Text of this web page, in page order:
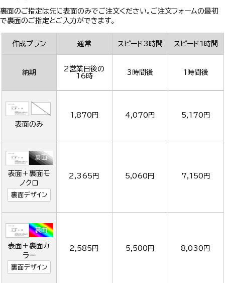
裏面のご指定は先に表面のみでご注文ください。ご注文フォームの最初
で裏面のご指定とご入力ができます。
作成プラン 通常 スピード3時間 スピード1時間
納期
2営業日後の
16時
3時間後 1時間後
表面のみ
1,870円 4,070円 5,170円
表面＋裏面モ
ノクロ
裏面デザイン
2,365円 5,060円 7,150円
表面＋裏面カ
ラー
裏面デザイン
2,585円 5,500円 8,030円